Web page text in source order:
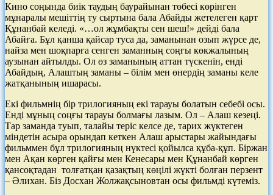
Кино соңында биік таудың баурайынан төбесі көрінген
мұнаралы мешіттің ту сыртына бала Абайды жетелеген қарт
Құнанбай келеді. «…ол жұмбақты сен шеш!» дейді бала
Абайға. Бұл қанша қайсар туса да, заманынан озып жүрсе де,
найза мен шоқпарға сенген заманның соңғы көкжалының
аузынан айтылды. Ол өз заманының аттан түскенін, енді
Абайдың, Алаштың заманы – білім мен өнердің заманы келе
жатқанының ишарасы.
Екі фильмнің бір трилогияның екі тарауы болатын себебі осы.
Енді мұның соңғы тарауы болмағы лазым. Ол – Алаш кезеңі.
Тар заманда туып, талайы теріс келсе де, тарих жүктеген
міндетін асыра орындап кеткен Алаш арыстары жайындағы
фильммен бұл трилогияның нүктесі қойылса құба-құп. Біржан
мен Ақан көрген қайғы мен Кенесары мен Құнанбай көрген
қансоқтадан толғатқан қазақтың көңілі жүкті болған перзент
– Әлихан. Біз Досхан Жолжақсыновтан осы фильмді күтеміз.